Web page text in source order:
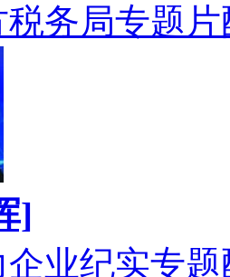
务局专题片
]
企业纪实专